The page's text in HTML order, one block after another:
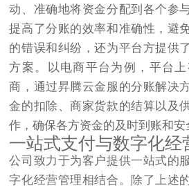
动、准确地将资金分配到各个参
提高了分账的效率和准确性，避
的错误和纠纷，还为平台方提供
方案。以电商平台为例，平台
商，通过昇腾云金服的分账解决
金的扣除、商家货款的结算以及
作，确保各方资金的及时到账和安
一站式支付与数字化经
公司致力于为客户提供一站式的
字化经营管理相结合。除了上述